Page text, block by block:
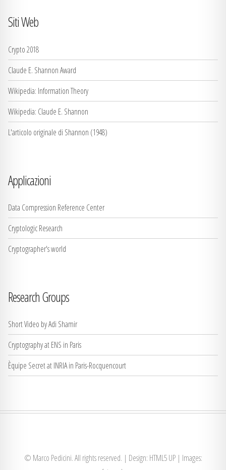
Siti Web
Crypto 2018
Claude E. Shannon Award
Wikipedia: Information Theory
Wikipedia: Claude E. Shannon
L'articolo originale di Shannon (1948)
Applicazioni
Data Compression Reference Center
Cryptologic Research
Cryptographer's world
Research Groups
Short Video by Adi Shamir
Cryptography at ENS in Paris
Èquipe Secret at INRIA in Paris-Rocquencourt
© Marco Pedicini. All rights reserved. | Design: HTML5 UP| Images: